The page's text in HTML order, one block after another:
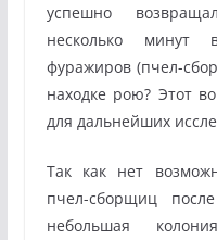
успешно
несколько минут
фуражиров (пчел-
находке рою? Этот
для дальнейших
Так как нет
пчел-сборщиц
небольшая